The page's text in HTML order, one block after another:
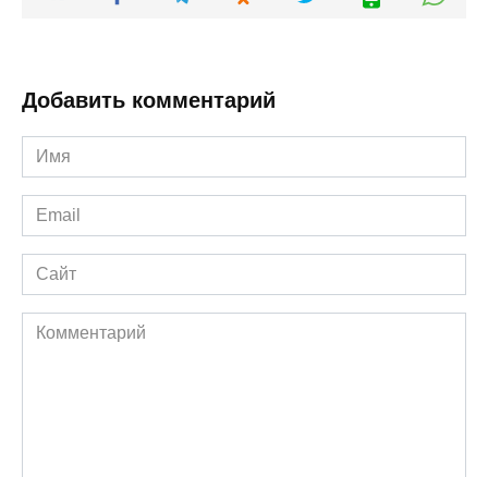
Добавить комментарий
Имя
*
Email
*
Сайт
Комментарий